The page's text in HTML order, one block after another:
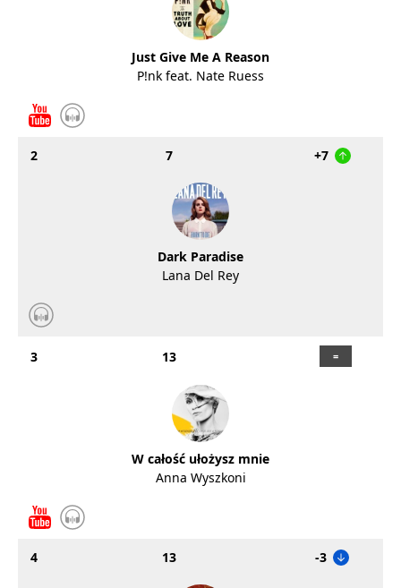
Just Give Me A Reason
P!nk feat. Nate Ruess
2 7 +7
Dark Paradise
Lana Del Rey
3 13
W całość ułożysz mnie
Anna Wyszkoni
4 13 -3